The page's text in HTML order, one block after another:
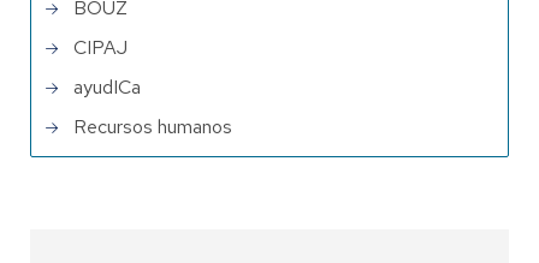
BOUZ
CIPAJ
ayudICa
Recursos humanos